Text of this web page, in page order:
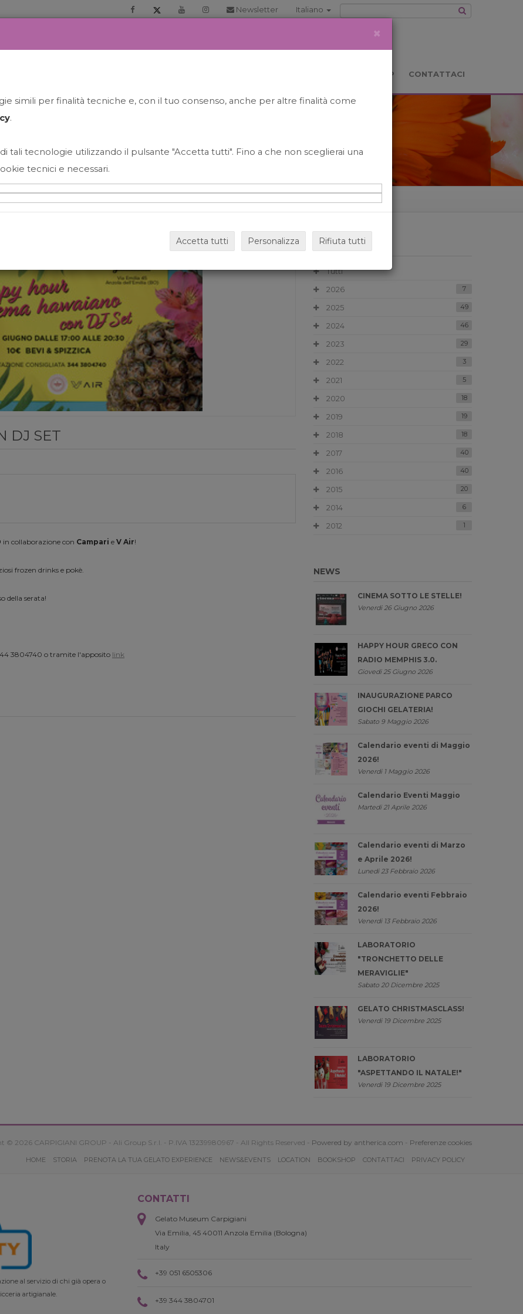
Newsletter Italiano
BOOKSHOP CONTATTACI
DJ SET
in collaborazione con Campari e V Air!
frozen drinks e pokè.
della serata!
3804740 o tramite l'apposito link
ARCHIVIO
Tutti
2026
7
2025 49
2024 46
2023 29
2022 3
2021 5
2020 18
2019 19
2018 18
2017 40
2016 40
2015 20
2014 6
2012 1
NEWS
CINEMA SOTTO LE STELLE!
Venerdi 26 Giugno 2026
HAPPY HOUR GRECO CON
RADIO MEMPHIS 3.0.
Giovedi 25 Giugno 2026
INAUGURAZIONE PARCO
GIOCHI GELATERIA!
Sabato 9 Maggio 2026
Calendario eventi di Maggio
2026!
Venerdi 1 Maggio 2026
Calendario Eventi Maggio
Martedi 21 Aprile 2026
Calendario eventi di Marzo
e Aprile 2026!
Lunedi 23 Febbraio 2026
Calendario eventi Febbraio
2026!
Venerdi 13 Febbraio 2026
LABORATORIO
"TRONCHETTO DELLE
MERAVIGLIE"
Sabato 20 Dicembre 2025
GELATO CHRISTMASCLASS!
Venerdi 19 Dicembre 2025
LABORATORIO
"ASPETTANDO IL NATALE!"
Venerdi 19 Dicembre 2025
© 2026 CARPIGIANI GROUP - Ali Group S.r.l. - P.IVA 13239980967 - All Rights Reserved - Powered by antherica.com - Preferenze cookies
HOME STORIA PRENOTA LA TUA GELATO EXPERIENCE NEWS&EVENTS LOCATION BOOKSHOP CONTATTACI PRIVACY POLICY
al servizio di chi già opera o
artigianale.
CONTATTI
Gelato Museum Carpigiani
Via Emilia, 45 40011 Anzola Emilia (Bologna)
Italy
+39 051 6505306
+39 344 3804701
×
simili per finalità tecniche e, con il tuo consenso, anche per altre finalità come
.
tali tecnologie utilizzando il pulsante "Accetta tutti". Fino a che non sceglierai una
tecnici e necessari.
Accetta tutti Personalizza Rifiuta tutti